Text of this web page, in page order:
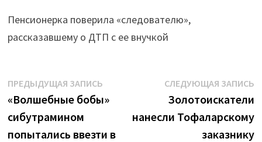
аферистам
полмиллиона
Пенсионерка поверила «следователю»,
рассказавшему о ДТП с ее внучкой
Навигация
по
записям
ПРЕДЫДУЩАЯ ЗАПИСЬПредыдущая
запись:
«Волшебные бобы»
сибутрамином
попытались ввезти в
СЛЕДУЮЩАЯ ЗАПИСЬ
Золотоискатели
нанесли Тофаларскому
заказнику